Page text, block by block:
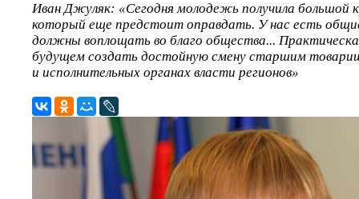
Иван Джуляк: «Сегодня молодежь получила большой
который еще предстоит оправдать. У нас есть
должны воплощать во благо общества...
будущем создать достойную смену старшим
и исполнительных органах власти регионов»